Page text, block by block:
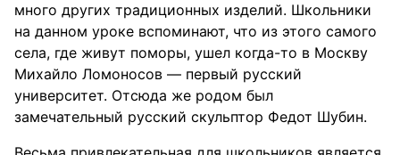
много других традиционных изделий. Школьники
на данном уроке вспоминают, что из этого самого
села, где живут поморы, ушел когда-то в Москву
Михайло Ломоносов — первый русский
университет. Отсюда же родом был
замечательный русский скульптор Федот Шубин.